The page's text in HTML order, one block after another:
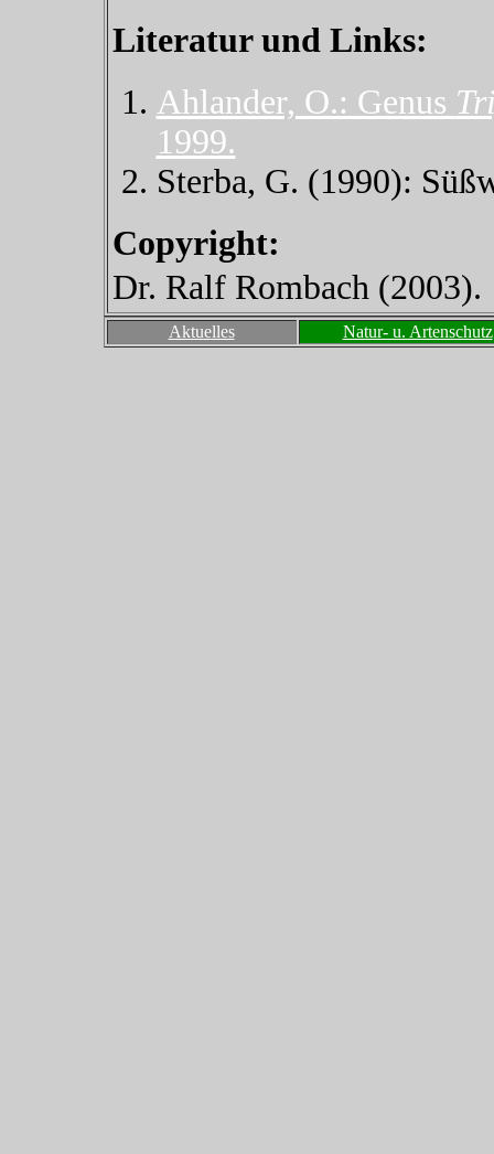
Literatur und Links:
Ahlander, O.: Genus
1999.
Sterba, G. (1990):
Copyright:
Dr. Ralf Rombach (2003).
Aktuelles Natur- u. Artenschutz